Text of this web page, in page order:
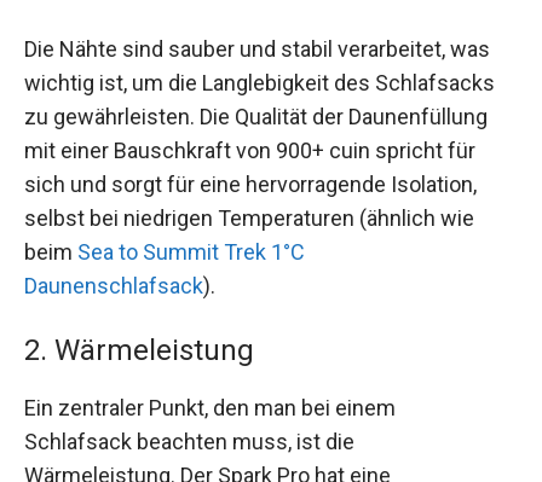
Die Nähte sind sauber und stabil verarbeitet, was
wichtig ist, um die Langlebigkeit des Schlafsacks
zu gewährleisten. Die Qualität der Daunenfüllung
mit einer Bauschkraft von 900+ cuin spricht für
sich und sorgt für eine hervorragende Isolation,
selbst bei niedrigen Temperaturen (ähnlich wie
beim Sea to Summit Trek 1°C
Daunenschlafsack).
2. Wärmeleistung
Ein zentraler Punkt, den man bei einem
Schlafsack beachten muss, ist die
Wärmeleistung. Der Spark Pro hat eine